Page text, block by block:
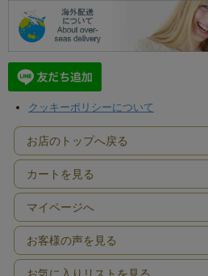
クッキーポリシーについて
お店のトップへ戻る
カートを見る
マイページへ
お客様の声を見る
お気に入りリストを見る